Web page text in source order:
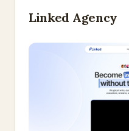
Linked Agency